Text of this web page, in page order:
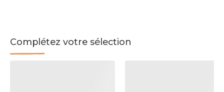
Complétez votre sélection